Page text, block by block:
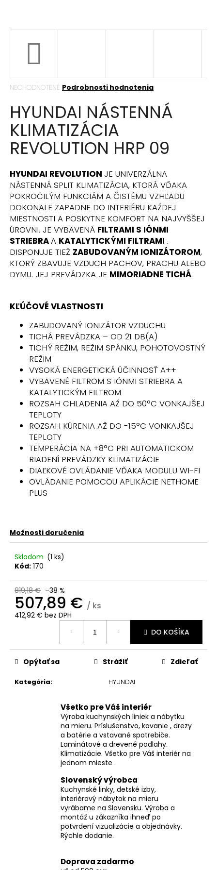
Priemerné
produktu
je
0,0
5
hviezdičiek.
NEOHODNOTENÉ Podrobnosti hodnotenia
HYUNDAI NÁSTENNÁ
KLIMATIZÁCIA
REVOLUTION HRP 09
HYUNDAI REVOLUTION JE UNIVERZÁLNA
NÁSTENNÁ SPLIT KLIMATIZÁCIA, KTORÁ VĎAKA
POKROČILÝM FUNKCIÁM A ČISTÉMU VZHĽADU
DOKONALE ZAPADNE DO INTERIÉRU KAŽDEJ
MIESTNOSTI A POSKYTNE KOMFORT NA NAJVYŠŠEJ
ÚROVNI. JE VYBAVENÁ FILTRAMI S IÓNMI
STRIEBRAA KATALYTICKÝMI FILTRAMI .
DISPONUJE TIEŽ ZABUDOVANÝM IONIZÁTOROM,
KTORÝ ZBAVUJE VZDUCH PACHOV, PRACHU ALEBO
DYMU. JEJ PREVÁDZKA JE MIMORIADNE TICHÁ.
KĽÚČOVÉ VLASTNOSTI
ZABUDOVANÝ IONIZÁTOR VZDUCHU
TICHÁ PREVÁDZKA – OD 21 DB(A)
TICHÝ REŽIM, REŽIM SPÁNKU, POHOTOVOSTNÝ
REŽIM
VYSOKÁ ENERGETICKÁ ÚČINNOSŤ A++
VYBAVENÉ FILTROM S IÓNMI STRIEBRA A
KATALYTICKÝM FILTROM
ROZSAH CHLADENIA AŽ DO 50°C VONKAJŠEJ
TEPLOTY
ROZSAH KÚRENIA AŽ DO -15°C VONKAJŠEJ
TEPLOTY
TEMPERÁCIA NA +8°C PRI AUTOMATICKOM
RIADENÍ PREVÁDZKY KLIMATIZÁCIE
DIAĽKOVÉ OVLÁDANIE VĎAKA MODULU WI-FI
OVLÁDANIE POMOCOU APLIKÁCIE NETHOME
PLUS
Možnosti doručenia
Skladom (1 ks)
Kód: 170
819,18 € –38 %
507,89 € / ks
412,92 € bez DPH
DO KOŠÍKA
Kategória: HYUNDAI
Opýtať sa Strážiť Zdieľať
Všetko pre Váš interiér
Výroba kuchynských liniek a nábytku
na mieru. Príslušenstvo, kovanie , drezy
a batérie a vstavané spotrebiče.
Laminátové a drevené podlahy.
Klimatizácie. Všetko pre Váš interiér na
jednom mieste .
Slovenský výrobca
Kuchynské linky, detské izby,
interiérový nábytok na mieru
vyrábame na Slovensku. Výroba a
montáž u zákazníka ihneď po
potvrdení vizualizácie a objednávky.
Rýchle dodanie.
Doprava zadarmo
HĽADAŤ
O
p
o
r
ú
č
a
m
e